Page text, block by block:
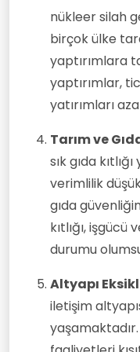
nükleer silah
birçok ülke
yaptırımlara
yaptırımlar,
yatırımları
Tarım ve
sık gıda
verimlilik
gıda
kıtlığı,
durumu
Altyapı
iletişim